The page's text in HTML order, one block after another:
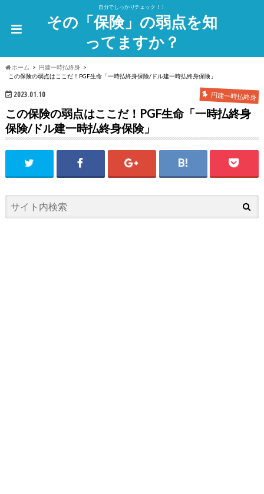
自分でしっかりチェック！！
その「保険」の弱点を知
ってますか？
ホーム
円建一時払終身
この保険の弱点はここだ！PGF生命「一時払終身保険/ドル建一時払終身保険」
2023.01.10 円建一時払終身
この保険の弱点はここだ！PGF生命「一時払終身
保険/ドル建一時払終身保険」